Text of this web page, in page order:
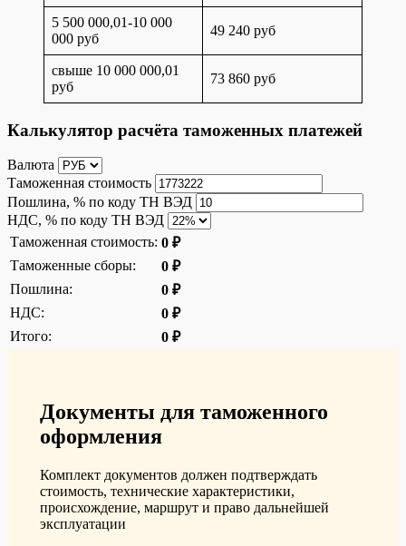
5 500 000,01-10 000
000 руб
49 240 руб
свыше 10 000 000,01
руб
73 860 руб
Калькулятор расчёта таможенных платежей
Валюта
Таможенная стоимость
Пошлина, % по коду ТН ВЭД
НДС, % по коду ТН ВЭД
Таможенная стоимость: 0 ₽
Таможенные сборы:
0 ₽
Пошлина:
0 ₽
НДС:
0 ₽
Итого:
0 ₽
Документы для таможенного
оформления
Комплект документов должен подтверждать
стоимость, технические характеристики,
происхождение, маршрут и право дальнейшей
эксплуатации